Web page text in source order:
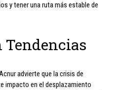
y tener una ruta más estable de
Tendencias
advierte que la crisis de
impacto en el desplazamiento